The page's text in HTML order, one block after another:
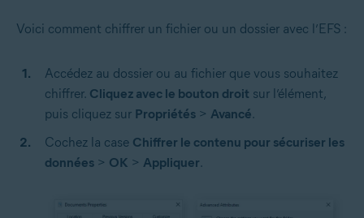
Voici comment chiffrer un fichier ou un dossier avec l’EFS :
Accédez au dossier ou au fichier que vous souhaitez
chiffrer. Cliquez avec le bouton droit sur l’élément,
puis cliquez sur Propriétés > Avancé.
Cochez la case Chiffrer le contenu pour sécuriser les
données > OK > Appliquer.